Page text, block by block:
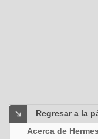
Regresar a la
Acerca de